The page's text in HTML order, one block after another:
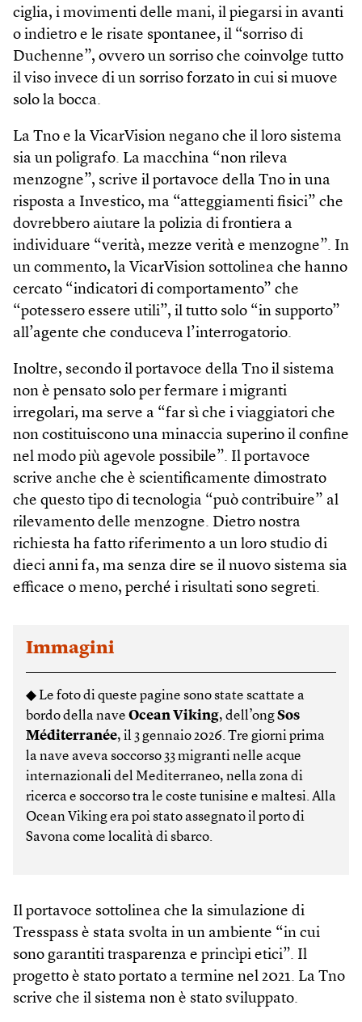
ciglia, i movimenti delle mani, il piegarsi in avanti
o indietro e le risate spontanee, il “sorriso di
Duchenne”, ovvero un sorriso che coinvolge tutto
il viso invece di un sorriso forzato in cui si muove
solo la bocca.
La Tno e la VicarVision negano che il loro sistema
sia un poligrafo. La macchina “non rileva
menzogne”, scrive il portavoce della Tno in una
risposta a Investico, ma “atteggiamenti fisici” che
dovrebbero aiutare la polizia di frontiera a
individuare “verità, mezze verità e menzogne”. In
un commento, la VicarVision sottolinea che hanno
cercato “indicatori di comportamento” che
“potessero essere utili”, il tutto solo “in supporto”
all’agente che conduceva l’interrogatorio.
Inoltre, secondo il portavoce della Tno il sistema
non è pensato solo per fermare i migranti
irregolari, ma serve a “far sì che i viaggiatori che
non costituiscono una minaccia superino il confine
nel modo più agevole possibile”. Il portavoce
scrive anche che è scientificamente dimostrato
che questo tipo di tecnologia “può contribuire” al
rilevamento delle menzogne. Dietro nostra
richiesta ha fatto riferimento a un loro studio di
dieci anni fa, ma senza dire se il nuovo sistema sia
efficace o meno, perché i risultati sono segreti.
Immagini
◆ Le foto di queste pagine sono state scattate a
bordo della nave Ocean Viking, dell’ongSos
Méditerranée, il 3 gennaio 2026. Tre giorni prima
la nave aveva soccorso 33 migranti nelle acque
internazionali del Mediterraneo, nella zona di
ricerca e soccorso tra le coste tunisine e maltesi. Alla
Ocean Viking era poi stato assegnato il porto di
Savona come località di sbarco.
Il portavoce sottolinea che la simulazione di
Tresspass è stata svolta in un ambiente “in cui
sono garantiti trasparenza e princìpi etici”. Il
progetto è stato portato a termine nel 2021. La Tno
scrive che il sistema non è stato sviluppato.